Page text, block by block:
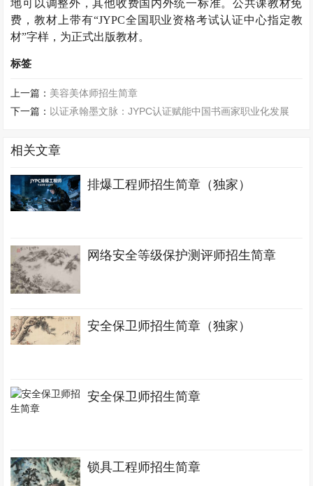
地可以调整外，其他收费国内外统一标准。公共课教材免
费，教材上带有“JYPC全国职业资格考试认证中心指定教
材”字样，为正式出版教材。
标签
上一篇： 美容美体师招生简章
下一篇： 以证承翰墨文脉：JYPC认证赋能中国书画家职业化发展
相关文章
排爆工程师招生简章（独家）
网络安全等级保护测评师招生简章
安全保卫师招生简章（独家）
安全保卫师招生简章
锁具工程师招生简章